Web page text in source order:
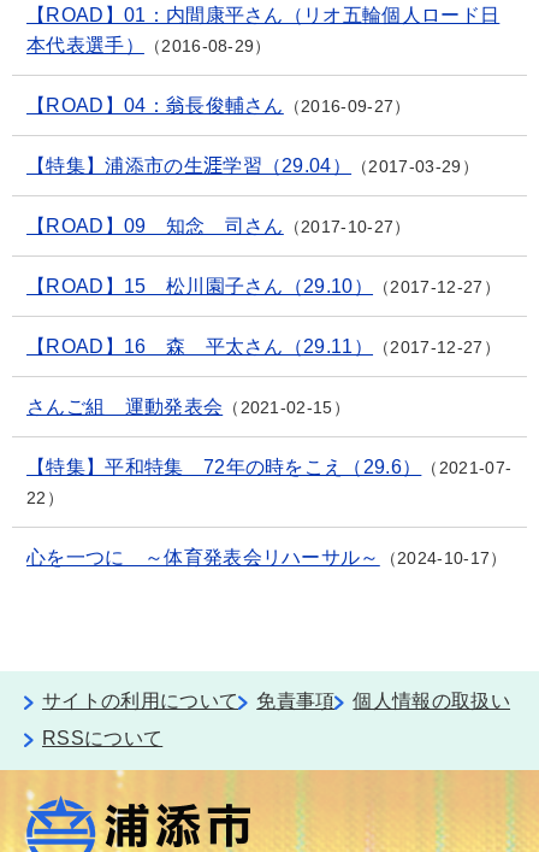
【ROAD】01：内間康平さん（リオ五輪個人ロード日
本代表選手）
2016-08-29
【ROAD】04：翁長俊輔さん 2016-09-27
【特集】浦添市の生涯学習（29.04） 2017-03-29
【ROAD】09 知念 司さん 2017-10-27
【ROAD】15 松川園子さん（29.10） 2017-12-27
【ROAD】16 森 平太さん（29.11） 2017-12-27
さんご組 運動発表会 2021-02-15
【特集】平和特集 72年の時をこえ（29.6）
2021-07-
22
心を一つに ～体育発表会リハーサル～ 2024-10-17
サイトの利用について 免責事項
個人情報の取扱い
RSSについて